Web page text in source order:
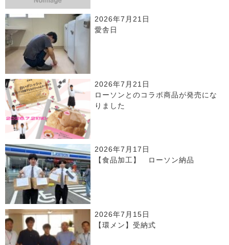
2026年7月21日
愛舎日
2026年7月21日
ローソンとのコラボ商品が発売にな
りました
2026年7月17日
【食品加工】 ローソン納品
2026年7月15日
【環メン】受納式